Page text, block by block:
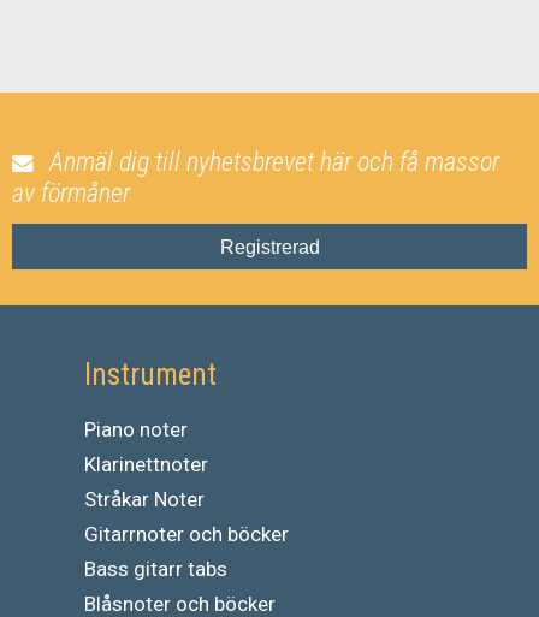
Anmäl dig till nyhetsbrevet här och få massor
av förmåner
Registrerad
Instrument
Piano noter
Klarinettnoter
Stråkar Noter
Gitarrnoter och böcker
Bass gitarr tabs
Blåsnoter och böcker